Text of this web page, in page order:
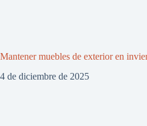
Mantener muebles de exterior en
4 de diciembre de 2025